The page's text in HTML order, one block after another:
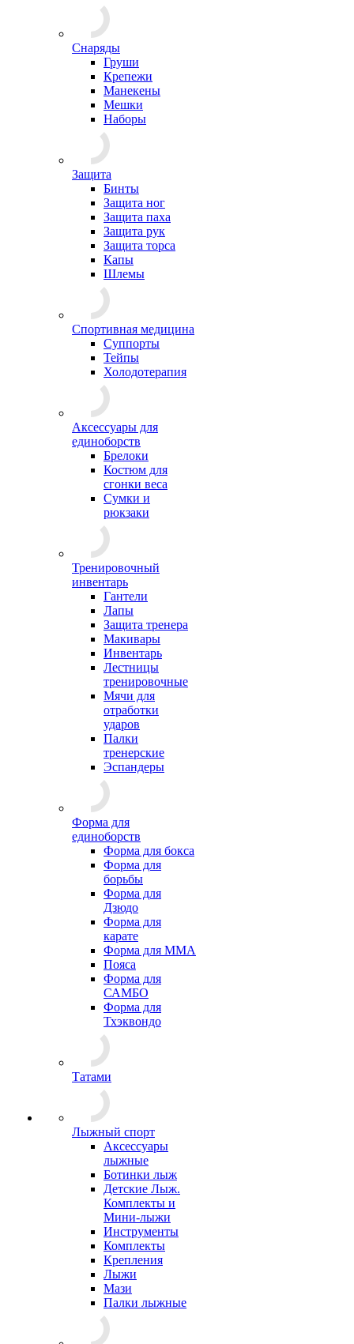
Снаряды
Груши
Крепежи
Манекены
Мешки
Наборы
Защита
Бинты
Защита ног
Защита паха
Защита рук
Защита торса
Капы
Шлемы
Спортивная медицина
Суппорты
Тейпы
Холодотерапия
Аксессуары для
единоборств
Брелоки
Костюм для
сгонки веса
Сумки и
рюкзаки
Тренировочный
инвентарь
Гантели
Лапы
Защита тренера
Макивары
Инвентарь
Лестницы
тренировочные
Мячи для
отработки
ударов
Палки
тренерские
Эспандеры
Форма для
единоборств
Форма для бокса
Форма для
борьбы
Форма для
Дзюдо
Форма для
карате
Форма для MMA
Пояса
Форма для
САМБО
Форма для
Тхэквондо
Татами
Лыжный спорт
Аксессуары
лыжные
Ботинки лыж
Детские Лыж.
Комплекты и
Мини-лыжи
Инструменты
Комплекты
Крепления
Лыжи
Мази
Палки лыжные